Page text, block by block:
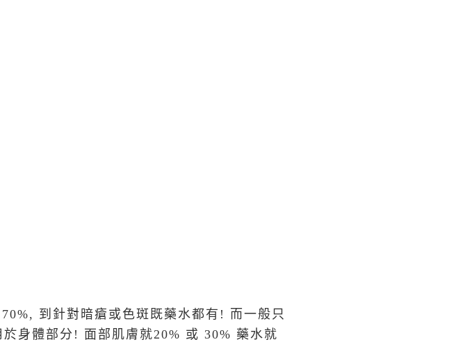
到針對暗瘡或色斑既藥水都有! 而一般只
身體部分! 面部肌膚就20% 或 30% 藥水就